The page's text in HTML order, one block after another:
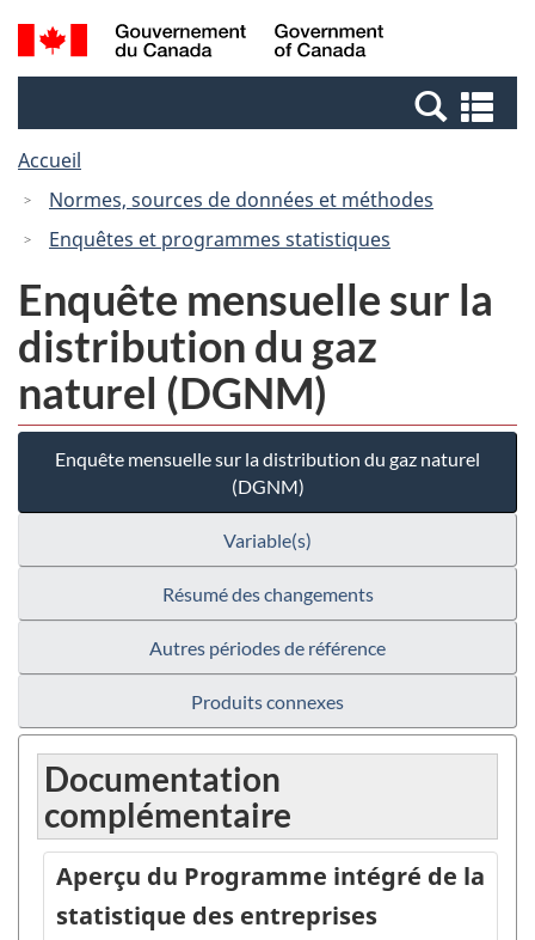
Passer
au
Passer
à
Canada
Recherche
et
et
Accueil
Normes, sources de données et méthodes
Enquêtes et programmes statistiques
Enquête mensuelle sur la
distribution du gaz
naturel (DGNM)
Enquête mensuelle sur la distribution du gaz naturel
(DGNM)
Variable(s)
Résumé des changements
Autres périodes de référence
Produits connexes
Documentation
complémentaire
Aperçu du Programme intégré de la
statistique des entreprises